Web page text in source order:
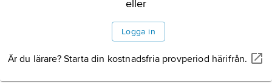
Skånes Tidningar (NST), ägd av familjen
eller
Logga in
Är du lärare? Starta din kostnadsfria provperiod härifrån.